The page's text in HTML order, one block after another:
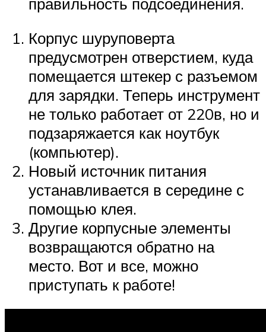
Корпус шуруповерта
предусмотрен отверстием, куда
помещается штекер с разъемом
для зарядки. Теперь инструмент
не только работает от 220в, но и
подзаряжается как ноутбук
(компьютер).
Новый источник питания
устанавливается в середине с
помощью клея.
Другие корпусные элементы
возвращаются обратно на
место. Вот и все, можно
приступать к работе!